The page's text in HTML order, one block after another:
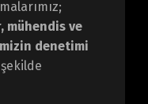
mühendis ve
denetimi